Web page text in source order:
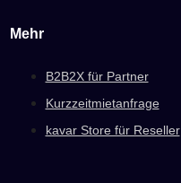
Mehr
B2B2X für Partner
Kurzzeitmietanfrage
kavar Store für Reseller